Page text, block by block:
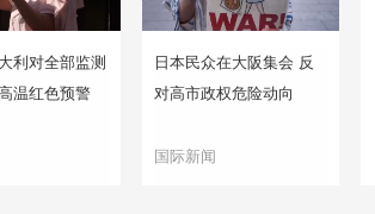
利对全部监测
温红色预警
日本民众在大阪集会 反
对高市政权危险动向
国际新闻